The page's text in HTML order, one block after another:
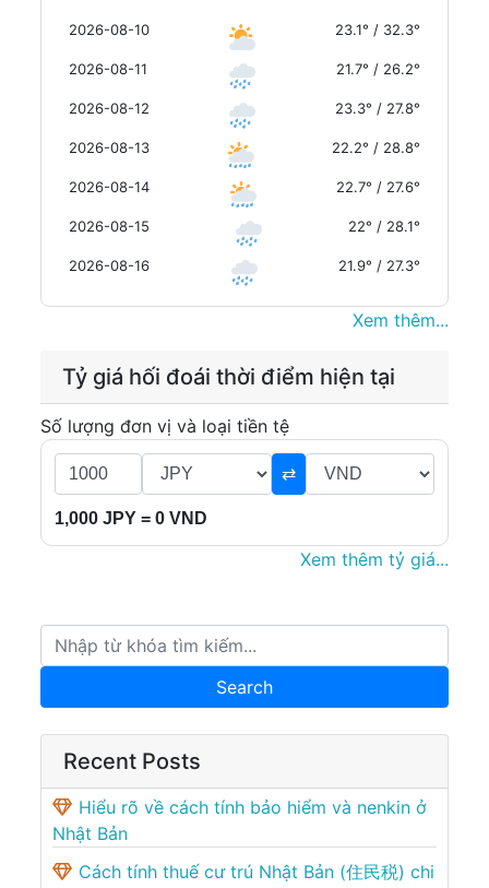
2026-08-10 23.1° / 32.3°
2026-08-11 21.7° / 26.2°
2026-08-12 23.3° / 27.8°
2026-08-13 22.2° / 28.8°
2026-08-14 22.7° / 27.6°
2026-08-15 22° / 28.1°
2026-08-16 21.9° / 27.3°
Xem thêm...
Tỷ giá hối đoái thời điểm hiện tại
Số lượng đơn vị và loại tiền tệ
⇄
1,000 JPY = 0 VND
Xem thêm tỷ giá...
Recent Posts
Hiểu rõ về cách tính bảo hiểm và nenkin ở
Nhật Bản
Cách tính thuế cư trú Nhật Bản (住民税) chi